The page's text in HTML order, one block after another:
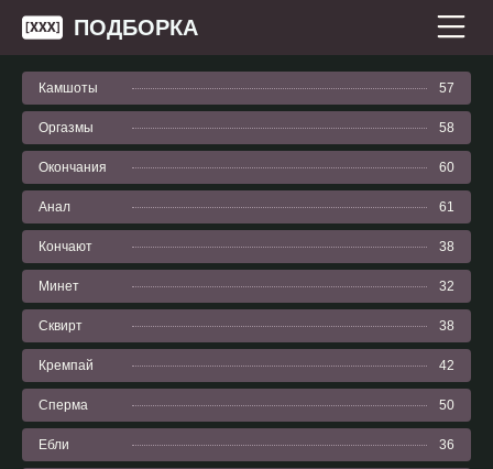
ПОДБОРКА
Камшоты 57
Оргазмы 58
Окончания 60
Анал 61
Кончают 38
Минет 32
Сквирт 38
Кремпай 42
Сперма 50
Ебли 36